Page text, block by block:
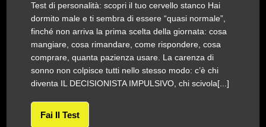
Test di personalità: scopri il tuo cervello stanco Hai
dormito male e ti sembra di essere “quasi normale”,
finché non arriva la prima scelta della giornata: cosa
mangiare, cosa rimandare, come rispondere, cosa
comprare, quanta pazienza usare. La carenza di
sonno non colpisce tutti nello stesso modo: c’è chi
diventa IL DECISIONISTA IMPULSIVO, chi scivola[...]
Fai Il Test